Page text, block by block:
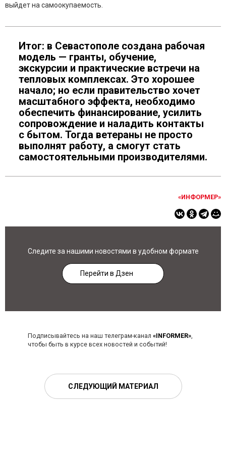
выйдет на самоокупаемость.
Итог: в Севастополе создана рабочая
модель — гранты, обучение,
экскурсии и практические встречи на
тепловых комплексах. Это хорошее
начало; но если правительство хочет
масштабного эффекта, необходимо
обеспечить финансирование, усилить
сопровождение и наладить контакты
с бытом. Тогда ветераны не просто
выполнят работу, а смогут стать
самостоятельными производителями.
«ИНФОРМЕР»
Следите за нашими новостями в удобном формате
Перейти в Дзен
Подписывайтесь на наш телеграм-канал «INFORMER»
чтобы быть в курсе всех новостей и событий!
СЛЕДУЮЩИЙ МАТЕРИАЛ